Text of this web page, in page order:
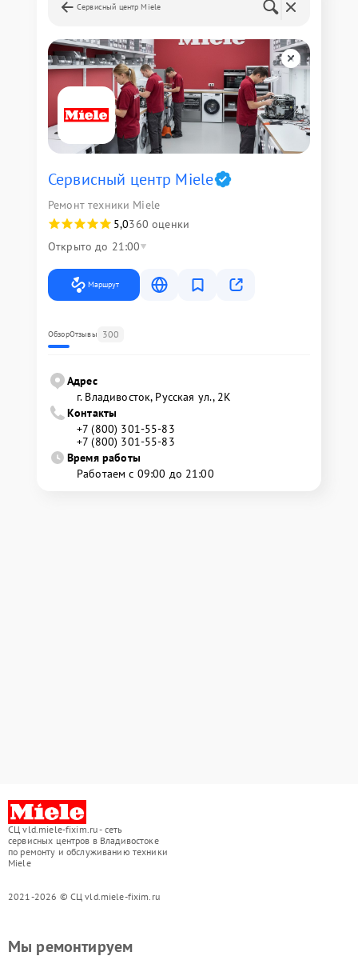
Сервисный центр Miele
Сервисный центр Miele
Ремонт техники Miele
5,0360 оценки
Открыто до 21:00
Маршрут
ОбзорОтзывы 300
Адрес
г. Владивосток, Русская ул., 2К
Контакты
+7 (800) 301-55-83
+7 (800) 301-55-83
Время работы
Работаем с 09:00 до 21:00
СЦ vld.miele-fixim.ru - сеть
сервисных центров в Владивостоке
по ремонту и обслуживанию техники
Miele
2021-2026 © СЦ vld.miele-fixim.ru
Мы ремонтируем